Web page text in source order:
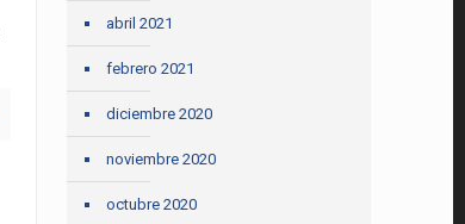
abril 2021
febrero 2021
diciembre 2020
noviembre 2020
octubre 2020